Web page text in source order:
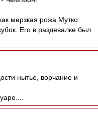
мерзкая рожа Мутко
Его в раздевалке был
нытье, ворчание и